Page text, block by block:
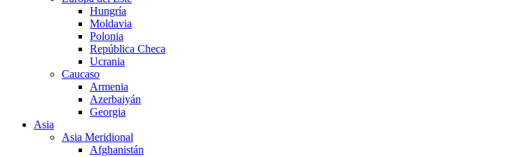
Hungría
Moldavia
Polonia
República Checa
Ucrania
Caucaso
Armenia
Azerbaiyán
Georgia
Asia
Asia Meridional
Afghanistán